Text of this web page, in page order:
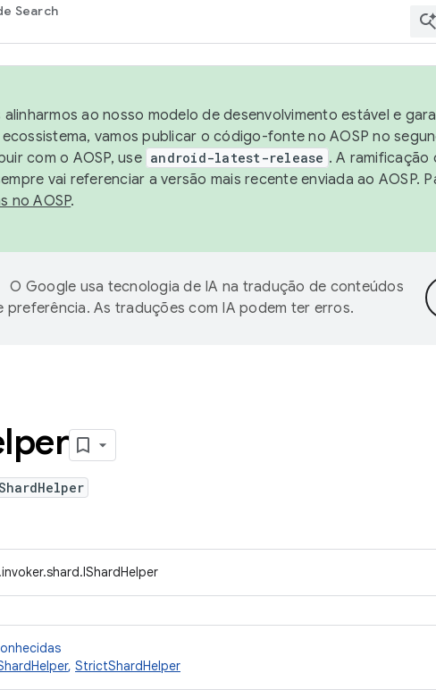
Search
alinharmos ao nosso modelo de desenvolvimento estável e
vamos publicar o código-fonte no AOSP no
com o AOSP, use android-latest-release . A
vai referenciar a versão mais recente enviada ao AOSP.
no AOSP.
O Google usa tecnologia de IA na tradução de conteúdos
preferência. As traduções com IA podem ter erros.
, StrictShardHelper